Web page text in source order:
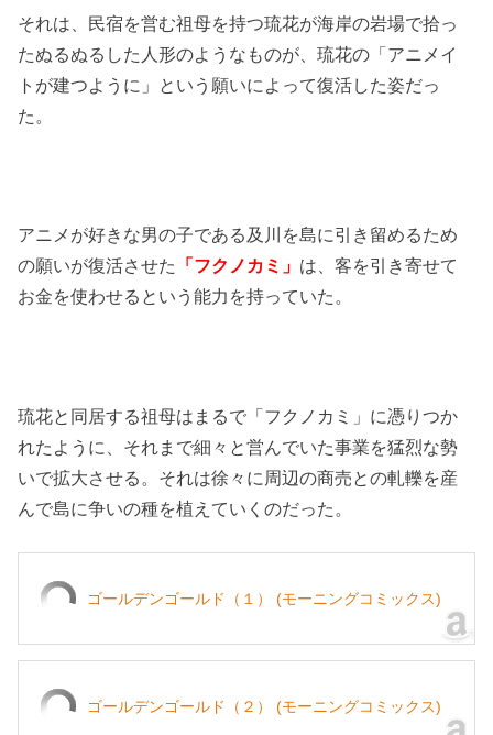
それは、民宿を営む祖母を持つ琉花が海岸の岩場で拾っ
たぬるぬるした人形のようなものが、琉花の「アニメイ
トが建つように」という願いによって復活した姿だっ
た。
アニメが好きな男の子である及川を島に引き留めるため
の願いが復活させた
「フクノカミ」 は、客を引き寄せて
お金を使わせるという能力を持っていた。
琉花と同居する祖母はまるで「フクノカミ」に憑りつか
れたように、それまで細々と営んでいた事業を猛烈な勢
いで拡大させる。それは徐々に周辺の商売との軋轢を産
んで島に争いの種を植えていくのだった。
ゴールデンゴールド（１） (モーニングコミックス)
ゴールデンゴールド（２） (モーニングコミックス)